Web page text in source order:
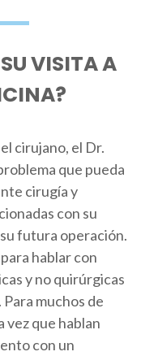
VISITA A
cirujano, el Dr.
que pueda
cirugía y
con su
futura operación.
hablar con
y no quirúrgicas
muchos de
vez que hablan
con un